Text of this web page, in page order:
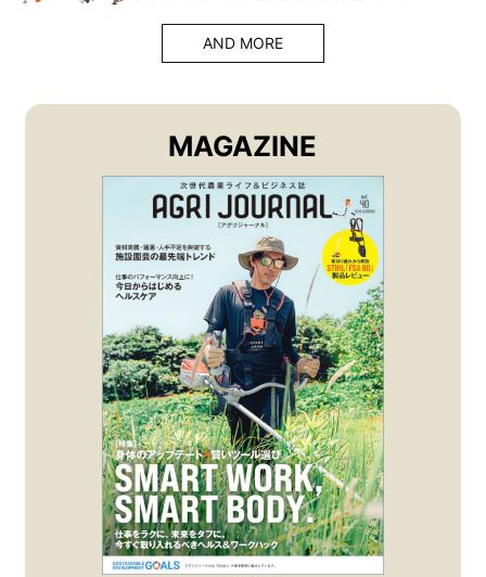
AND MORE
MAGAZINE